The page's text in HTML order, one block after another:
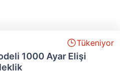
Tükeniyor
1000 Ayar Elişi